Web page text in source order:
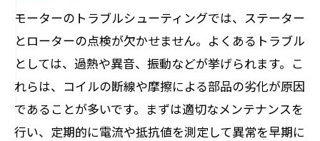
モーターのトラブルシューティングでは、ステーター
とローターの点検が欠かせません。よくあるトラブル
としては、過熱や異音、振動などが挙げられます。こ
れらは、コイルの断線や摩擦による部品の劣化が原因
であることが多いです。まずは適切なメンテナンスを
行い、定期的に電流や抵抗値を測定して異常を早期に